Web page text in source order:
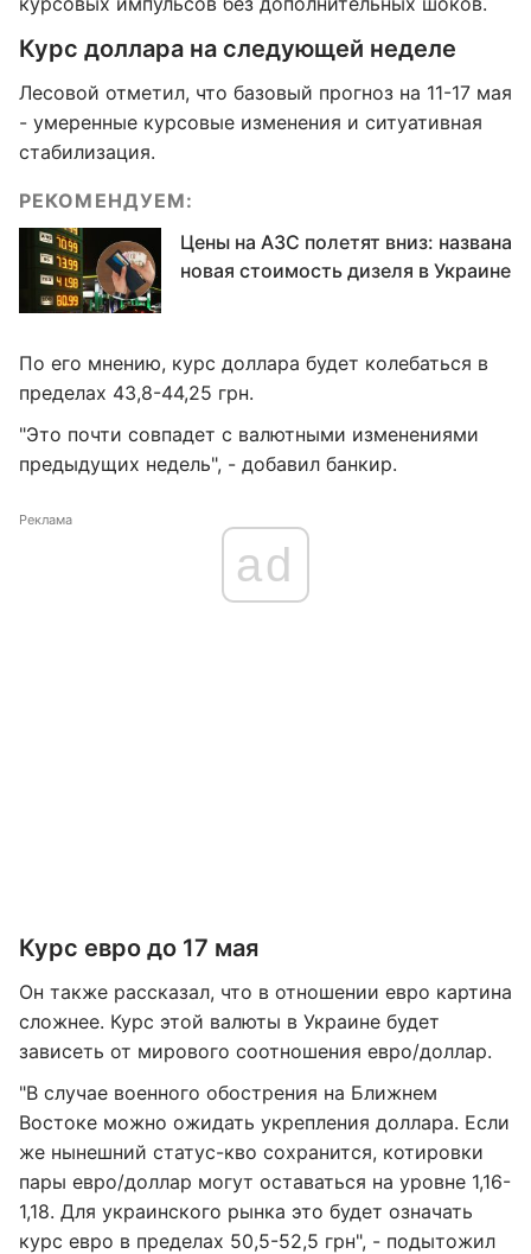
Курс доллара на следующей неделе
Лесовой отметил, что базовый прогноз на 11-17 мая
- умеренные курсовые изменения и ситуативная
стабилизация.
РЕКОМЕНДУЕМ:
Цены на АЗС полетят вниз: названа
новая стоимость дизеля в Украине
По его мнению, курс доллара будет колебаться в
пределах 43,8-44,25 грн.
"Это почти совпадет с валютными изменениями
предыдущих недель", - добавил банкир.
Реклама
ad
Курс евро до 17 мая
Он также рассказал, что в отношении евро картина
сложнее. Курс этой валюты в Украине будет
зависеть от мирового соотношения евро/доллар.
"В случае военного обострения на Ближнем
Востоке можно ожидать укрепления доллара. Если
же нынешний статус-кво сохранится, котировки
пары евро/доллар могут оставаться на уровне 1,16-
1,18. Для украинского рынка это будет означать
курс евро в пределах 50,5-52,5 грн", - подытожил